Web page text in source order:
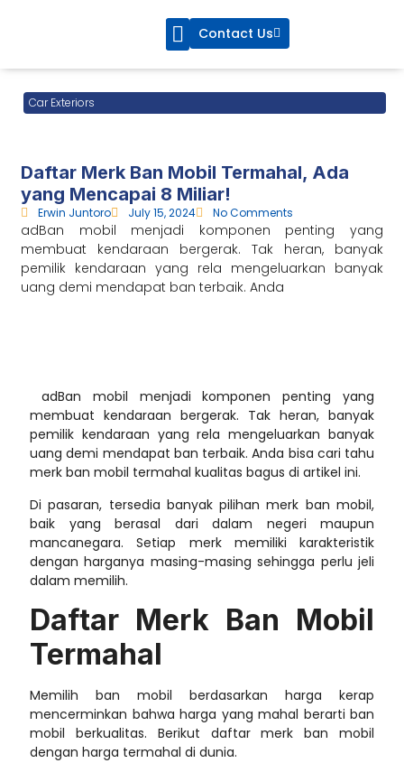
Contact Us
Car Exteriors
Daftar Merk Ban Mobil Termahal, Ada
yang Mencapai 8 Miliar!
Erwin Juntoro July 15, 2024 No Comments
adBan mobil menjadi komponen penting yang
membuat kendaraan bergerak. Tak heran, banyak
pemilik kendaraan yang rela mengeluarkan banyak
uang demi mendapat ban terbaik. Anda
adBan mobil menjadi komponen penting yang
membuat kendaraan bergerak. Tak heran, banyak
pemilik kendaraan yang rela mengeluarkan banyak
uang demi mendapat ban terbaik. Anda bisa cari tahu
merk ban mobil termahal kualitas bagus di artikel ini.
Di pasaran, tersedia banyak pilihan merk ban mobil,
baik yang berasal dari dalam negeri maupun
mancanegara. Setiap merk memiliki karakteristik
dengan harganya masing-masing sehingga perlu jeli
dalam memilih.
Daftar Merk Ban Mobil
Termahal
Memilih ban mobil berdasarkan harga kerap
mencerminkan bahwa harga yang mahal berarti ban
mobil berkualitas. Berikut daftar merk ban mobil
dengan harga termahal di dunia.